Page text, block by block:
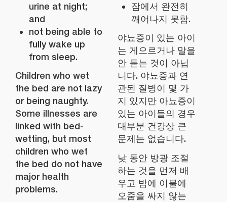
urine at night;
and
not being able to
fully wake up
from sleep.
Children who wet
the bed are not lazy
or being naughty.
Some illnesses are
linked with bed-
wetting, but most
children who wet
the bed do not have
major health
problems.
잠에서 완전히
깨어나지 못함.
야뇨증이 있는 아이
는 게으르거나 말을
안 듣는 것이 아닙
니다. 야뇨증과 연
관된 질병이 몇 가
지 있지만 아뇨증이
있는 아이들의 경우
대부분 건강상 큰
문제는 없습니다.
낮 동안 방광 조절
하는 것을 먼저 배
우고 밤에 이불에
오줌을 싸지 않는